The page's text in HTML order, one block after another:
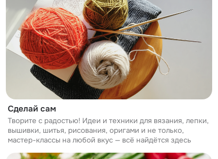
Сделай сам
Творите с радостью! Идеи и техники для вязания, лепки,
вышивки, шитья, рисования, оригами и не только,
мастер-классы на любой вкус — всё найдётся здесь